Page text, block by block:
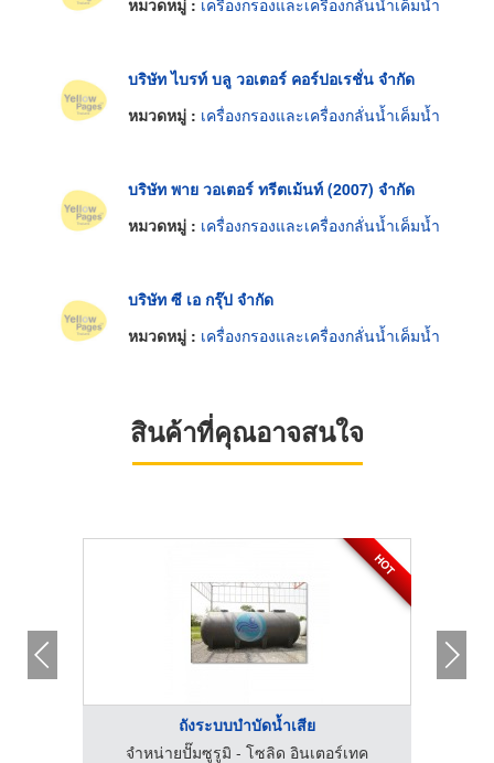
หมวดหมู่ : เครื่องกรองและเครื่องกลั่นน้ำเค็มน้ำ
บริษัท ไบรท์ บลู วอเตอร์ คอร์ปอเรชั่น จำกัด
หมวดหมู่ : เครื่องกรองและเครื่องกลั่นน้ำเค็มน้ำ
บริษัท พาย วอเตอร์ ทรีตเม้นท์ (2007) จำกัด
หมวดหมู่ : เครื่องกรองและเครื่องกลั่นน้ำเค็มน้ำ
บริษัท ซี เอ กรุ๊ป จำกัด
หมวดหมู่ : เครื่องกรองและเครื่องกลั่นน้ำเค็มน้ำ
สินค้าที่คุณอาจสนใจ
HOT
ถังระบบบำบัดน้ำเสีย
จำหน่ายปั๊มซูรูมิ - โซลิด อินเตอร์เทค